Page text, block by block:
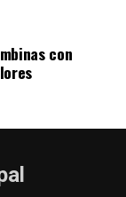
con